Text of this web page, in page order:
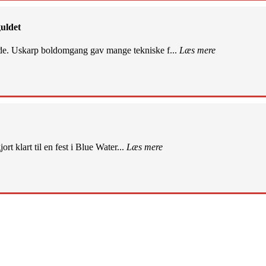
Uskarp boldomgang gav mange tekniske f... Læs mere
klart til en fest i Blue Water... Læs mere